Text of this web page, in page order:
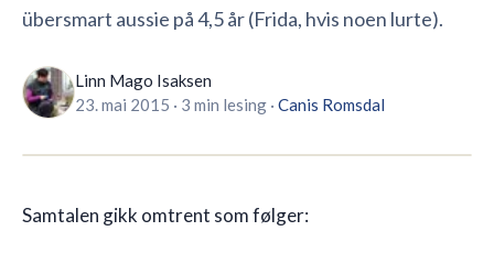
Blogg
übersmart aussie på 4,5 år (Frida, hvis noen lurte).
Linn Mago Isaksen
23. mai 2015 · 3 min lesing · Canis Romsdal
Samtalen gikk omtrent som følger: